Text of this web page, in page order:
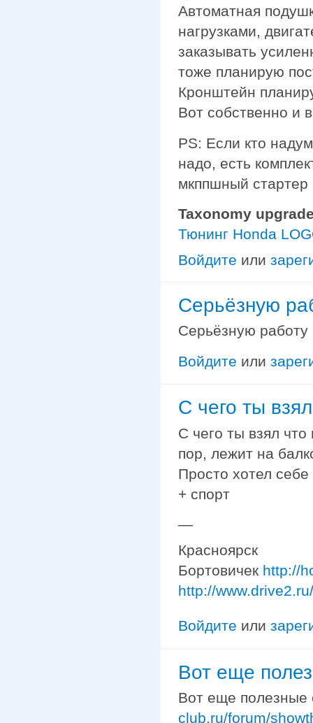
Автоматная
нагрузками,
заказывать
тоже планирую
Кронштейн
Вот собственно и
PS: Если кто
надо, есть
мкппшный стартер
Taxonomy
Тюнинг Honda
Войдите или
Серьёзную
Серьёзную
Войдите или
С чего ты
С чего ты взял
пор, лежит на
Просто хотел
+ спорт
—
Красноярск
Бортовичек http://
http://
Войдите или
Вот еще
Вот еще полезные
club.ru/forum/